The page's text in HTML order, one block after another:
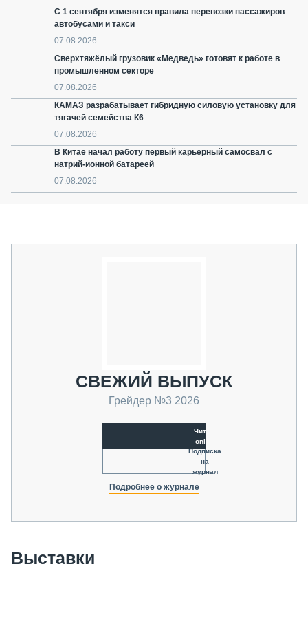
С 1 сентября изменятся правила перевозки пассажиров
автобусами и такси
07.08.2026
Сверхтяжёлый грузовик «Медведь» готовят к работе в
промышленном секторе
07.08.2026
КАМАЗ разрабатывает гибридную силовую установку для
тягачей семейства К6
07.08.2026
В Китае начал работу первый карьерный самосвал с
натрий-ионной батареей
07.08.2026
СВЕЖИЙ ВЫПУСК
Грейдер №3 2026
Читать
online
Подписка
на
журнал
Подробнее о журнале
Выставки